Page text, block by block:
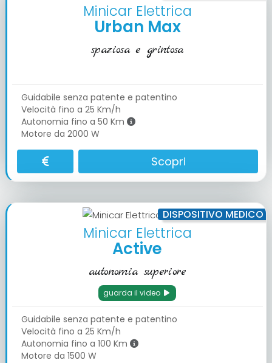
Minicar Elettrica
Urban Max
spaziosa e grintosa
Guidabile senza patente e patentino
Velocità fino a 25 Km/h
Autonomia fino a 50 Km
Motore da 2000 W
Scopri
DISPOSITIVO MEDICO
Minicar Elettrica
Active
autonomia superiore
guarda il video
Guidabile senza patente e patentino
Velocità fino a 25 Km/h
Autonomia fino a 100 Km
Motore da 1500 W